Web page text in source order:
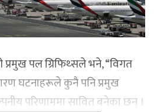
प्रमुख पल ग्रिफिथ्सले भने, “विगत
घटनाहरूले कुनै पनि प्रमुख
परिणाममा सावित बनेका छन् ।